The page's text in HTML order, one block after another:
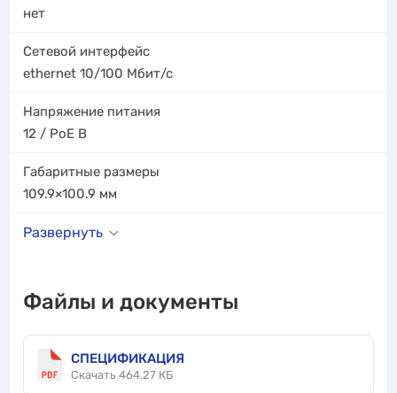
нет
Сетевой интерфейс
ethernet 10/100 Мбит/с
Напряжение питания
12 / PoE В
Габаритные размеры
109.9×100.9 мм
Развернуть
Файлы и документы
СПЕЦИФИКАЦИЯ
Скачать 464.27 КБ